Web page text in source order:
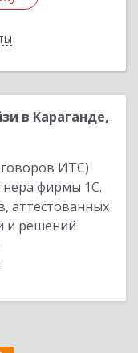
в Караганде,
ИТС)
фирмы 1С.
аттестованных
и решений